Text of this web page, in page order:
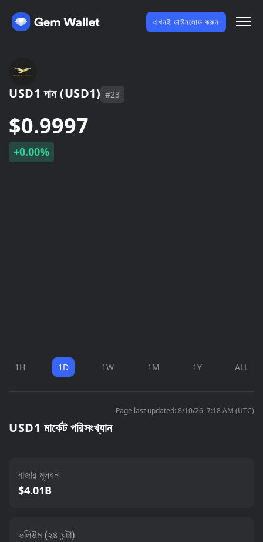
এখনই ডাউনলোড করুন
USD1 দাম (USD1) #23
$0.9997
+0.00%
1H 1D 1W 1M 1Y ALL
Page last updated: 8/10/26, 7:18 AM (UTC)
USD1 মার্কেট পরিসংখ্যান
বাজার মূলধন
$4.01B
ভলিউম (২৪ ঘন্টা)